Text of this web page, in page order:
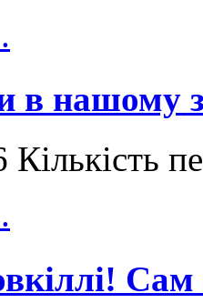
в нашому